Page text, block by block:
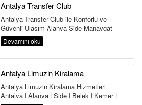
Antalya Transfer Club
Antalya Transfer Club ile Konforlu ve
Güvenli Ulaşım Alanya Side Manavgat
Belek Kemer Kundu Lara Antalya
Havalima...
Devamını oku
Antalya Limuzin Kiralama
Antalya Limuzin Kiralama Hizmetleri
Antalya | Alanya | Side | Belek | Kemer |